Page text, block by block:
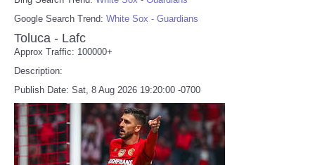
Google Search Trend: White Sox - Guardians
Toluca - Lafc
Approx Traffic: 100000+
Description:
Publish Date: Sat, 8 Aug 2026 19:20:00 -0700